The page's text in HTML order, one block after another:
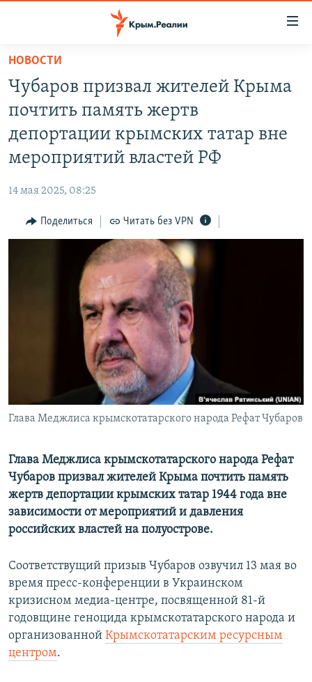
Вернуться
основному
содержанию
главной
Вернутся
поиску
НОВОСТИ
СПЕЦПРОЕКТЫ
КАРТА ВОЕННЫХ ОБЪЕКТОВ КРЫМА
ИНФОГРАФИКА
ТЕЛЕПРОЕКТ КРЫМ.РЕАЛИИ
СОВЕТЫ ПРАВОЗАЩИТНИКОВ
ПРОПАВШИЕ БЕЗ ВЕСТИ
ПОБЕДИТЕЛЕЙ НЕ СУДЯТ?
КРЫМ.НЕПОКОРЕННЫЙ
УКРАИНСКАЯ ПРОБЛЕМА КРЫМА
РАДІО СВОБОДА
КАК ОБОЙТИ БЛОКИРОВКУ
ПРИСОЕДИНЯЙТЕСЬ!
Все сайты RFE/RL
НОВОСТИ
Чубаров призвал жителей Крыма
почтить память жертв
депортации крымских татар вне
мероприятий властей РФ
14 мая 2025, 08:25
Поделиться Читать без VPN
Глава Меджлиса крымскотатарского народа Рефат Чубаров
Глава Меджлиса крымскотатарского народа Рефат
Чубаров призвал жителей Крыма почтить память
жертв депортации крымских татар 1944 года вне
зависимости от мероприятий и давления
российских властей на полуострове.
Соответствущий призыв Чубаров озвучил 13 мая во
время пресс-конференции в Украинском
кризисном медиа-центре, посвященной 81-й
годовщине геноцида крымскотатарского народа и
организованной Крымскотатарским ресурсным
центром.